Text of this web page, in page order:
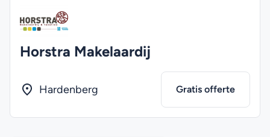
Horstra Makelaardij
Hardenberg Gratis offerte